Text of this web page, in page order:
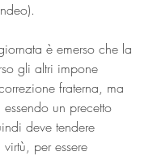
è emerso che la
gli altri impone
fraterna, ma
un precetto
deve tendere
per essere